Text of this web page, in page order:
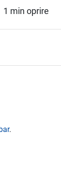
1 min oprire
.